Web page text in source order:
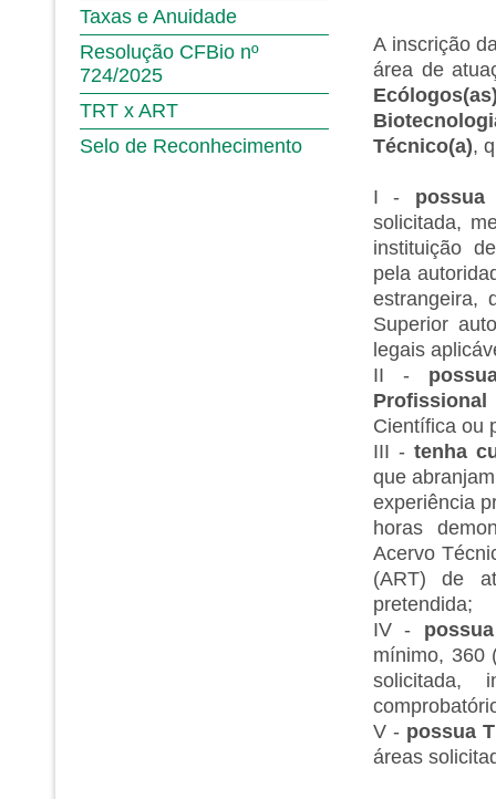
Taxas e Anuidade
Resolução CFBio nº
724/2025
TRT x ART
Selo de Reconhecimento
A inscrição
área de
Técnico(a),
I - possua
solicitada,
instituição
pela
estrangeira,
Superior
legais
II -
Profissional
Científica ou
III - tenha
que
experiência
horas
Acervo
(ART) de
pretendida;
IV -
mínimo, 360
solicitada,
V - possua
áreas